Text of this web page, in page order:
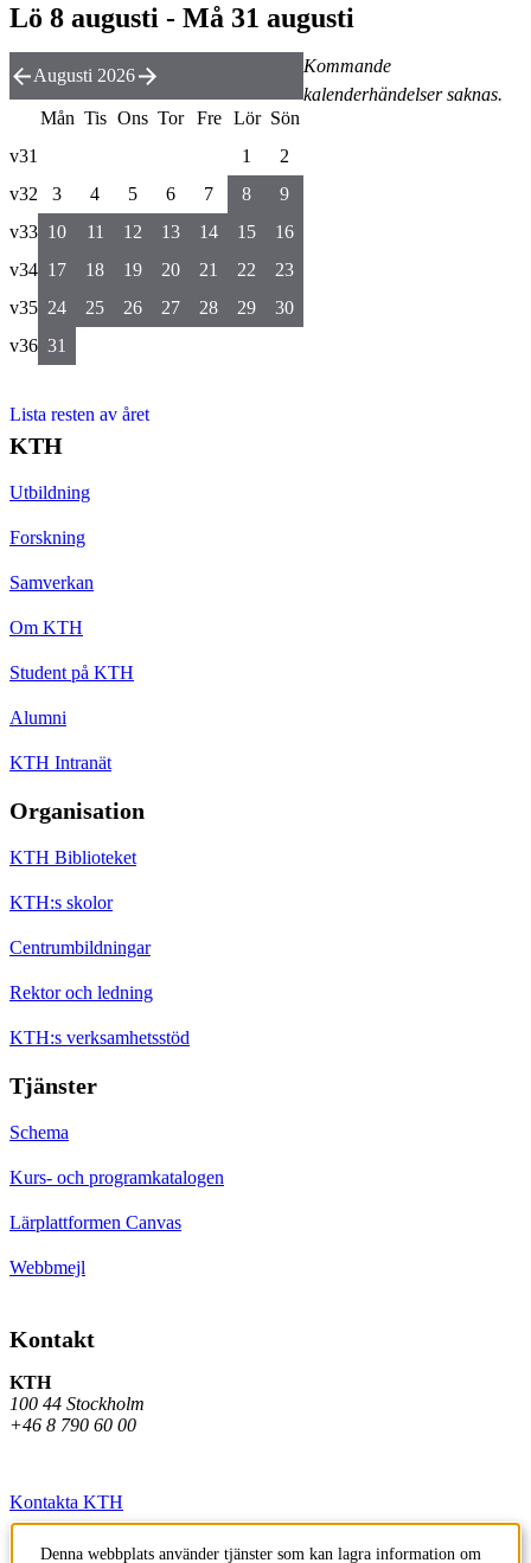
Lö 8 augusti - Må 31 augusti
Kommande
kalenderhändelser saknas.
Augusti 2026
Mån Tis Ons Tor Fre Lör Sön
v31
1
2
v32
3 4 5 6 7 8
9
v33 10 11 12 13 14 15
16
v34 17 18 19 20 21 22
23
v35 24 25 26 27 28 29
30
v36 31
Lista resten av året
KTH
Utbildning
Forskning
Samverkan
Om KTH
Student på KTH
Alumni
KTH Intranät
Organisation
KTH Biblioteket
KTH:s skolor
Centrumbildningar
Rektor och ledning
KTH:s verksamhetsstöd
Tjänster
Schema
Kurs- och programkatalogen
Lärplattformen Canvas
Webbmejl
Kontakt
KTH
100 44 Stockholm
+46 8 790 60 00
Kontakta KTH
Jobba på KTH
Denna webbplats använder tjänster som kan lagra information om